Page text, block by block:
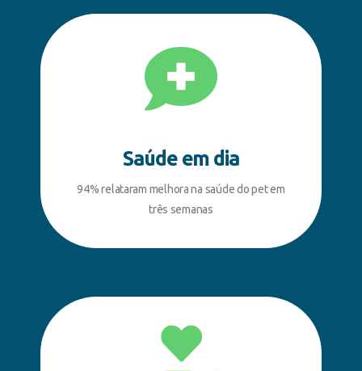
Saúde em dia
94% relataram melhora na saúde do pet em
três semanas